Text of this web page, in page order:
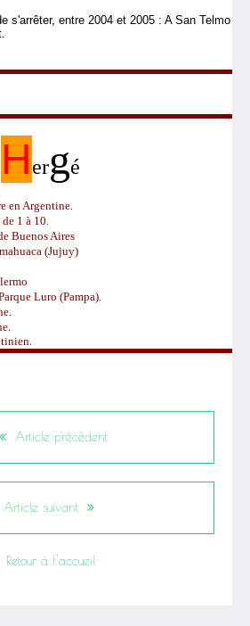
s'arrêter, entre 2004 et 2005 : A San Telmo +
Hergé
en Argentine.
1 à 10.
Buenos Aires
(Jujuy)
Luro (Pampa).
.
.
.
Article précédent
Article suivant
Retour à l'accueil